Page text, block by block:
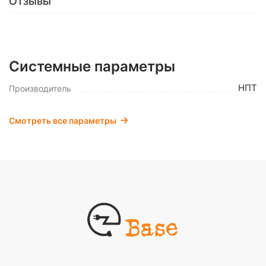
Системные параметры
Производитель НПТ
Смотреть все параметры